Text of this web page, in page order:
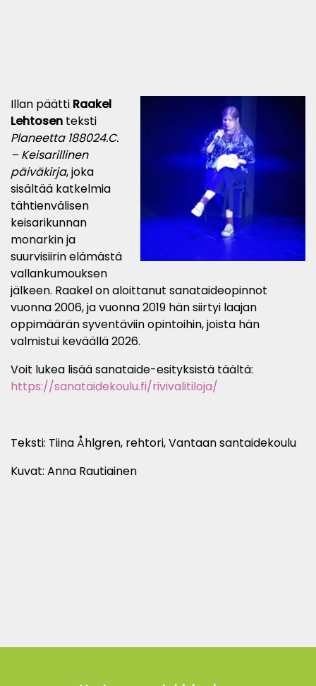
Illan päätti Raakel
Lehtosen teksti
Planeetta 188024.C.
– Keisarillinen
päiväkirja, joka
sisältää katkelmia
tähtienvälisen
keisarikunnan
monarkin ja
suurvisiirin elämästä
vallankumouksen
jälkeen. Raakel on aloittanut sanataideopinnot
vuonna 2006, ja vuonna 2019 hän siirtyi laajan
oppimäärän syventäviin opintoihin, joista hän
valmistui keväällä 2026.
Voit lukea lisää sanataide-esityksistä täältä:
https://sanataidekoulu.fi/rivivalitiloja/
Teksti: Tiina Åhlgren, rehtori, Vantaan santaidekoulu
Kuvat: Anna Rautiainen